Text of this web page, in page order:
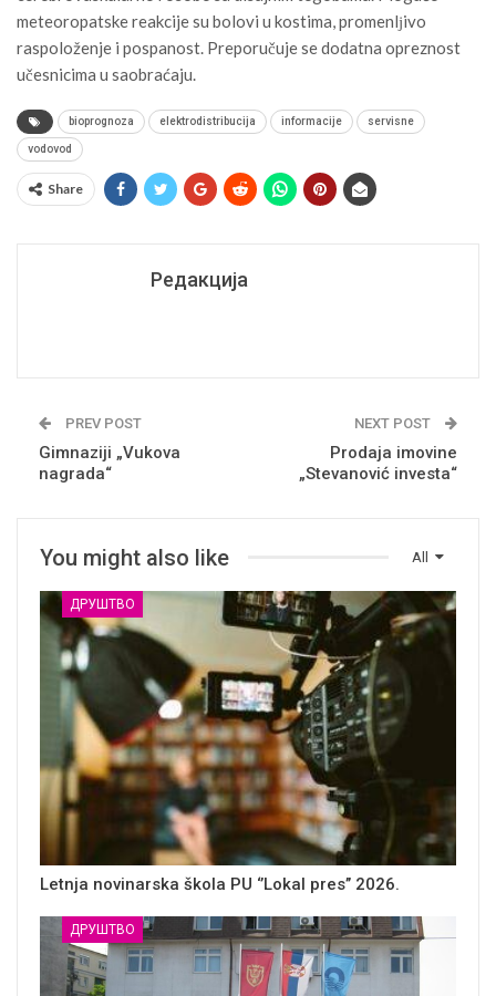
meteoropatske reakcije su bolovi u kostima, promenlјivo
raspoloženje i pospanost. Preporučuje se dodatna opreznost
učesnicima u saobraćaju.
bioprognoza elektrodistribucija informacije servisne
vodovod
Share
Редакција
PREV POST
Gimnaziji „Vukova
nagrada“
NEXT POST
Prodaja imovine
„Stevanović investa“
All
You might also like
ДРУШТВО
Letnja novinarska škola PU ‘’Lokal pres’’ 2026.
ДРУШТВО